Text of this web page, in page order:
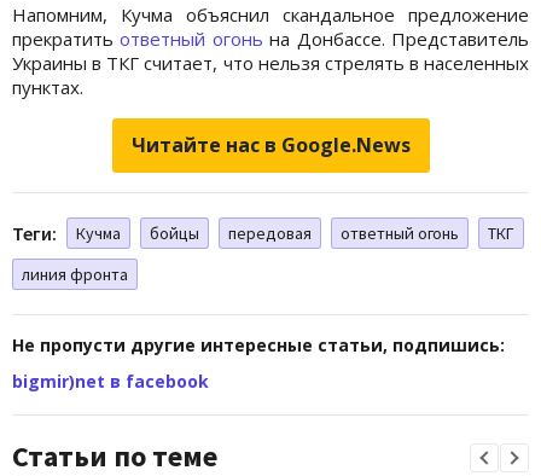
Напомним, Кучма объяснил скандальное предложение
прекратитьответный огонь на Донбассе. Представитель
Украины в ТКГ считает, что нельзя стрелять в населенных
пунктах.
Читайте нас в Google.News
Теги: Кучма бойцы передовая ответный огонь
ТКГ
линия фронта
Не пропусти другие интересные статьи, подпишись:
bigmir)net в facebook
Статьи по теме